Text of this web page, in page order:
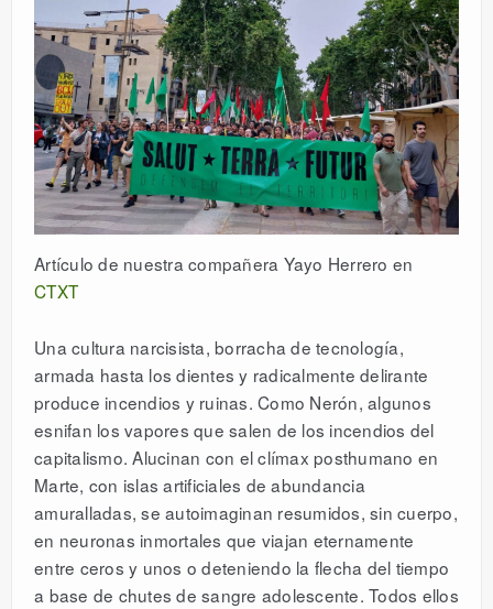
Artículo de nuestra compañera Yayo Herrero en
CTXT
Una cultura narcisista, borracha de tecnología,
armada hasta los dientes y radicalmente delirante
produce incendios y ruinas. Como Nerón, algunos
esnifan los vapores que salen de los incendios del
capitalismo. Alucinan con el clímax posthumano en
Marte, con islas artificiales de abundancia
amuralladas, se autoimaginan resumidos, sin cuerpo,
en neuronas inmortales que viajan eternamente
entre ceros y unos o deteniendo la flecha del tiempo
a base de chutes de sangre adolescente. Todos ellos